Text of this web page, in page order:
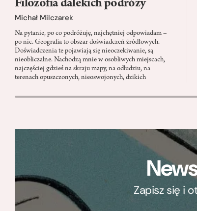
Filozofia dalekich podróży
Michał Milczarek
Na pytanie, po co podróżuję, najchętniej odpowiadam –
po nic. Geografia to obszar doświadczeń źródłowych.
Doświadczenia te pojawiają się nieoczekiwanie, są
nieobliczalne. Nachodzą mnie w osobliwych miejscach,
najczęściej gdzieś na skraju mapy, na odludziu, na
terenach opuszczonych, nieoswojonych, dzikich
Zapisz się i